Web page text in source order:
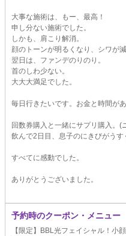
大事な施術は、もー、最高！
申し分ない施術でした。
しかも、肩こり解消。
顔のトーンが明るくなり、シワが減
翌日は、ファンデのりのり。
首のしわ少ない。
大大大満足でした。
毎日行きたいです。お金と時間が
回数券購入と一緒にサプリ購入。
飲んで2日目、息子のにきびがうす
すべてに感動でした。
ありがとうございました。
予約時のクーポン・メニュー
【限定】BBL光フェイシャル！小